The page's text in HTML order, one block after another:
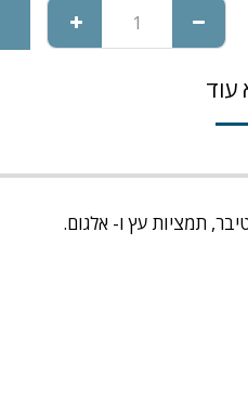
עוד
תמציות עץ ו- אלגום.